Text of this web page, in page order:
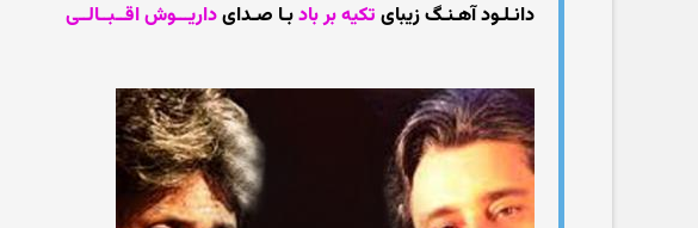
دانـلـود آهـنـگ زیبای تکیه بر بادبـا صـدایداریـــوش اقــبــالــی